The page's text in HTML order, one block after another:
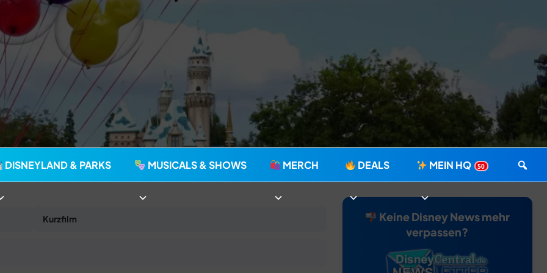
seit 2006
DISNEYLAND & PARKS MUSICALS & SHOWS MERCH DEALS MEIN HQ 50
Kurzfilm
Keine Disney News mehr
verpassen?